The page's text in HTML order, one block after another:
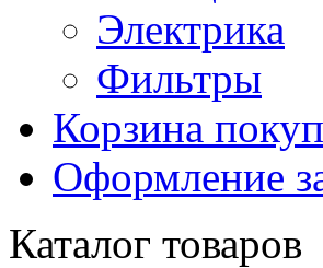
Электрика
Фильтры
Корзина
Оформление
Каталог товаров